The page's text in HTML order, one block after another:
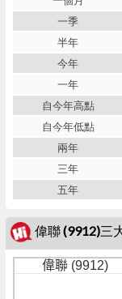
一季
半年
今年
一年
自今年高點
自今年低點
兩年
三年
五年
偉聯 (9912)三
偉聯 (9912)